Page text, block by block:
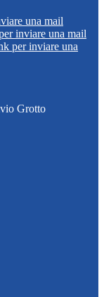
una mail
inviare una mail
per inviare una
Grotto